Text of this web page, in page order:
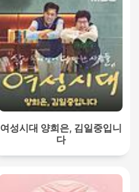
여성시대 양희은, 김일중입니
다